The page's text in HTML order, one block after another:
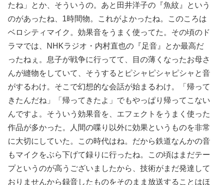
たね」とか、そういうの。あと田井洋子の『魚紋』という
のがあったね、1時間物。これがよかったね。このころは
ベロシティマイク。効果音をうまく使ってた。その頃のド
ラマでは、NHKラジオ・内村直也の『足音』とか最高だ
ったねぇ。息子が戦争に行ってて、目の薄くなったお母さ
んが縫物をしていて、そうするとピシャピシャピシャと音
がするわけ。そこで幻想的な会話が始まるわけ。「帰って
きたんだね」「帰ってきたよ」でもやっぱり帰ってこない
んですよ。そういう効果音を、エフェクトをうまく使った
作品が多かった。人間の喋り以外に効果というものを非常
に大切にしていた。この時代はね。だから鉄道なんかの音
もマイクをぶら下げて録りに行ったね。この頃はまだテー
プというのが高うございましたから、技術がまだ発達して
おりませんから録音したものをそのまま放送することはほ